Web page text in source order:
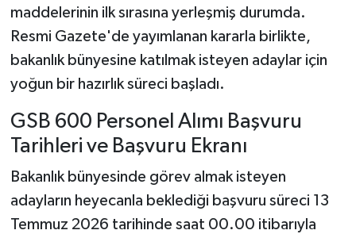
maddelerinin ilk sırasına yerleşmiş durumda.
Resmi Gazete'de yayımlanan kararla birlikte,
bakanlık bünyesine katılmak isteyen adaylar için
yoğun bir hazırlık süreci başladı.
GSB 600 Personel Alımı Başvuru
Tarihleri ve Başvuru Ekranı
Bakanlık bünyesinde görev almak isteyen
adayların heyecanla beklediği başvuru süreci 13
Temmuz 2026 tarihinde saat 00.00 itibarıyla